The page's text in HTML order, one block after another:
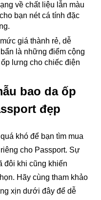
về chất liệu lẫn màu
bạn nét cá tính đặc
giá thành rẻ, dễ
là những điểm cộng
lưng cho chiếc điện
bao da ốp
đẹp
khó để bạn tìm mua
cho Passport. Sự
đôi khi cũng khiến
Hãy cùng tham khảo
xịn dưới đây để dễ